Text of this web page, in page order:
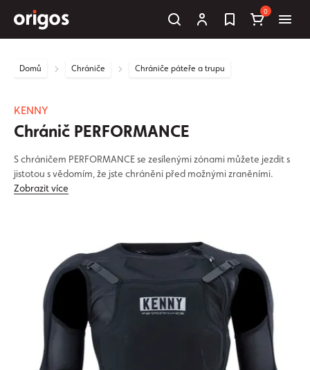
0
Domů Chrániče Chrániče páteře a trupu
KENNY
Chránič PERFORMANCE
S chráničem PERFORMANCE se zesílenými zónami můžete jezdit s
jistotou s vědomím, že jste chráněni před možnými zraněními.
Zobrazit více